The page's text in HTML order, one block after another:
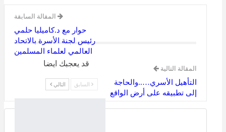
المقالة السابقة
حوار مع د.كاميليا حلمي
رئيس لجنة الأسرة بالاتحاد
العالمي لعلماء المسلمين
المقالة التالية
التأهيل الأسري…..والحاجة
إلى تطبيقه على أرض الواقع
قد يعجبك ايضا
السابق التالي